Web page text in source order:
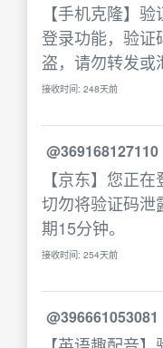
【手机克隆】
登录功能，验证
盗，请勿转发或
接收时间: 248天前
@369168127110
【京东】您正
切勿将验证码泄
期15分钟。
接收时间: 254天前
@396661053081